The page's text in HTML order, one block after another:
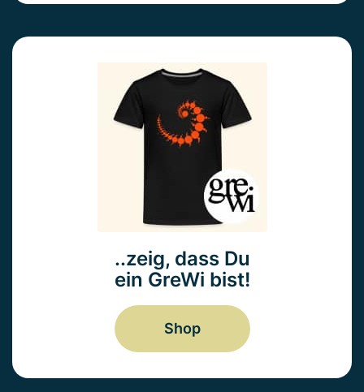
..zeig, dass Du
ein GreWi bist!
Shop